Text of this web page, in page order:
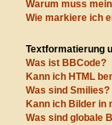
Warum muss
Wie markiere ich
Textformatierung
Was ist BBCode?
Kann ich HTML
Was sind Smilies?
Kann ich Bilder in
Was sind globale